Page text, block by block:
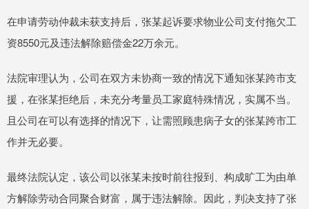
在申请劳动仲裁未获支持后，张某起诉要求物业公司支付拖欠工
资8550元及违法解除赔偿金22万余元。
法院审理认为，公司在双方未协商一致的情况下通知张某跨市支
援，在张某拒绝后，未充分考量员工家庭特殊情况，实属不当。
且公司在可以有选择的情况下，让需照顾患病子女的张某跨市工
作并无必要。
最终法院认定，该公司以张某未按时前往报到、构成旷工为由单
方解除劳动合同聚合财富，属于违法解除。因此，判决支持了张